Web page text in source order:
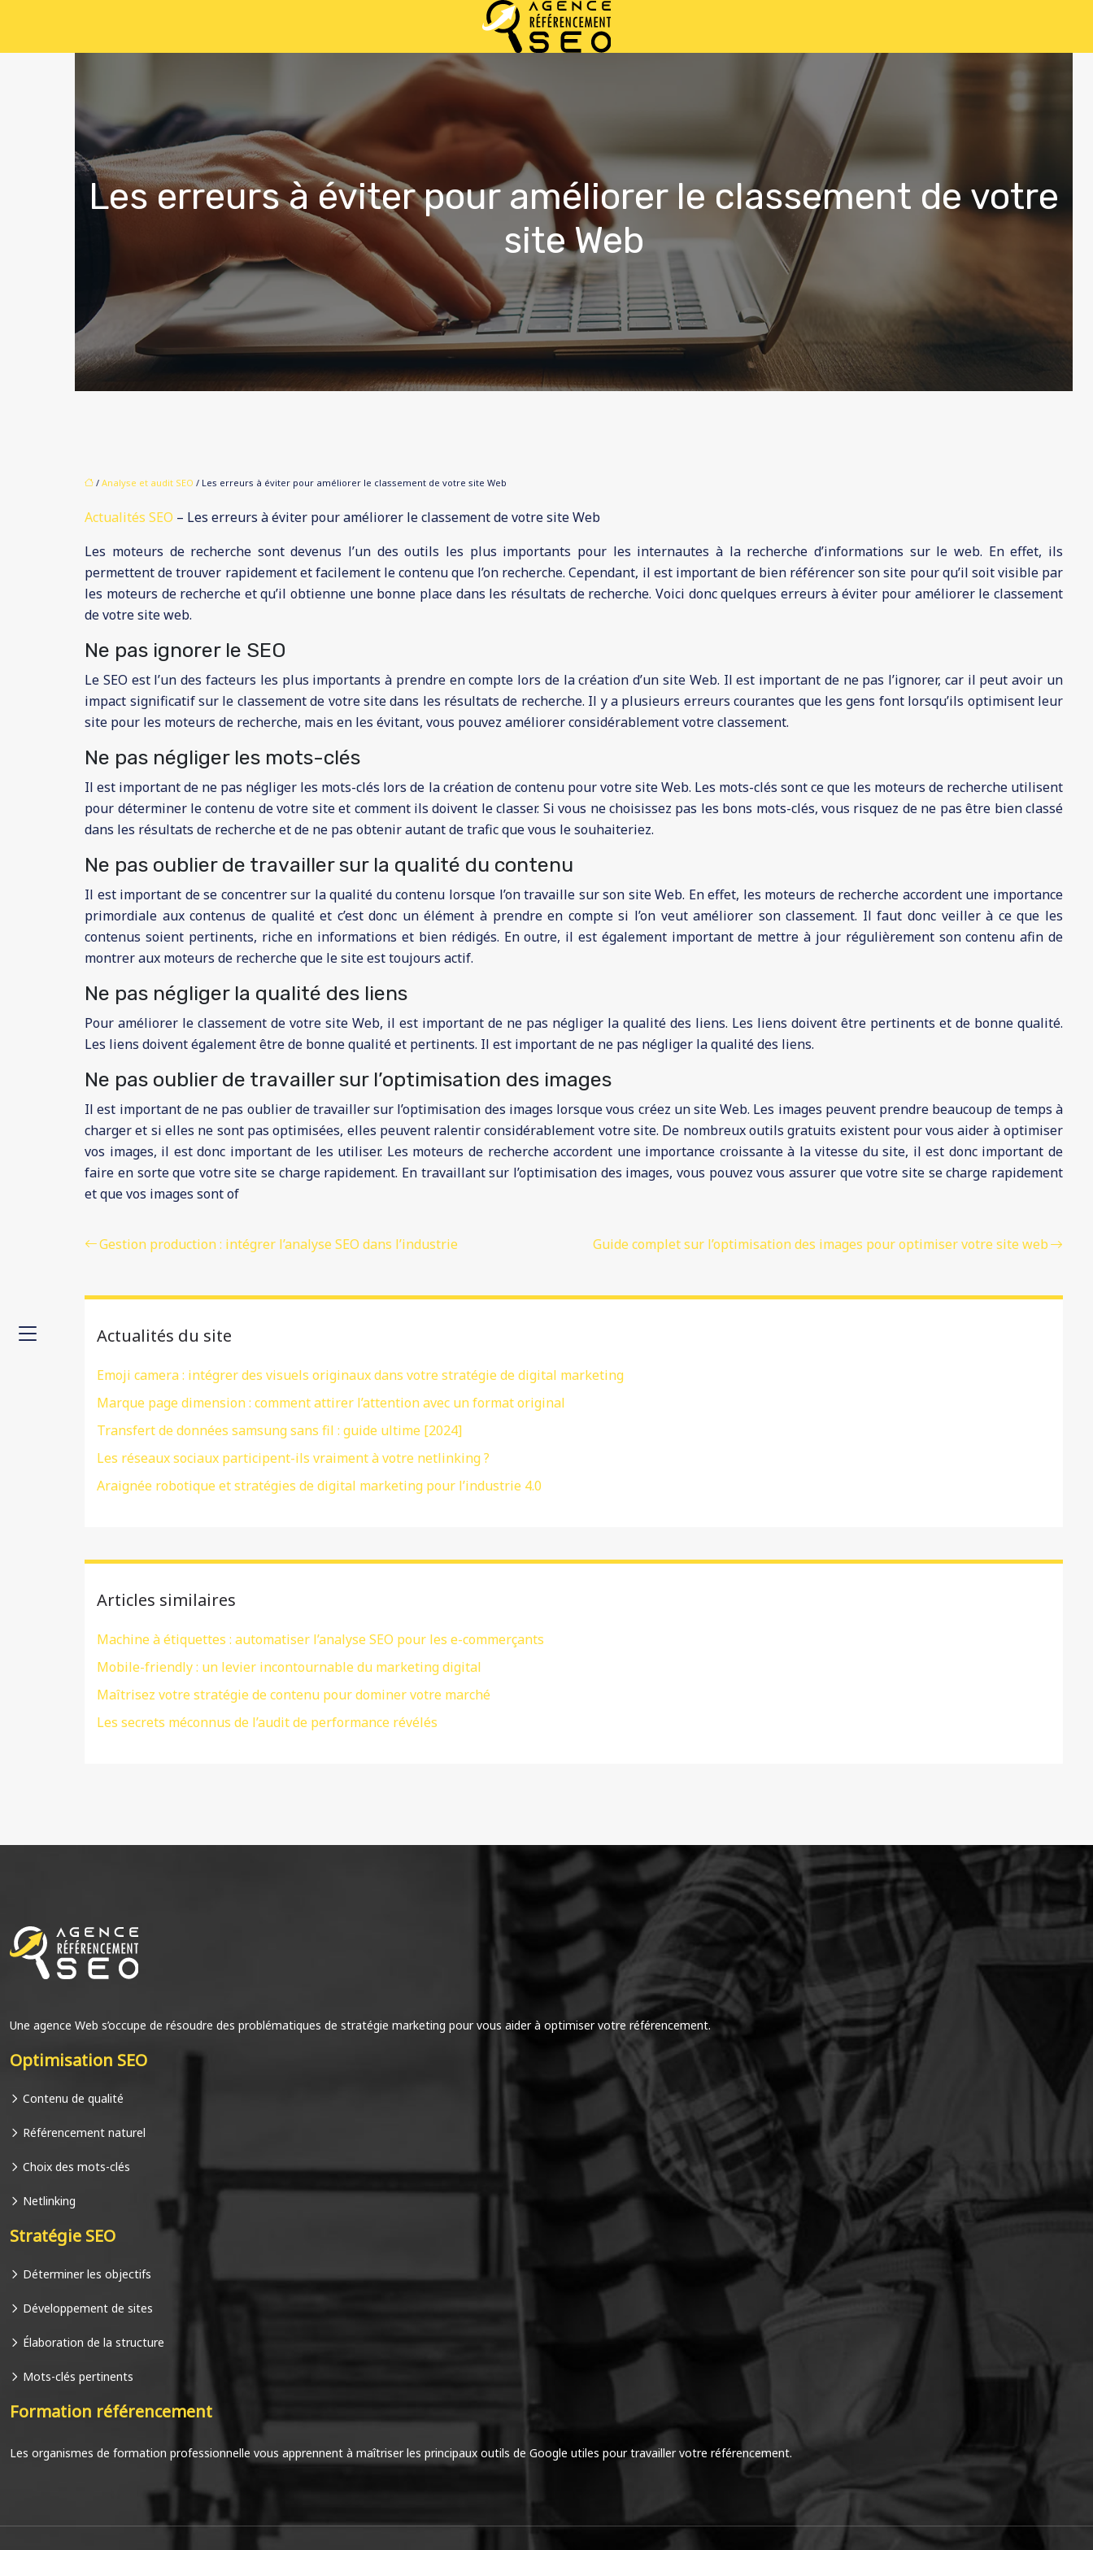
Les erreurs à éviter pour améliorer le classement de votre
site Web
/Analyse et audit SEO / Les erreurs à éviter pour améliorer le classement de votre site Web
Actualités SEO – Les erreurs à éviter pour améliorer le classement de votre site Web
Les moteurs de recherche sont devenus l’un des outils les plus importants pour les internautes à la recherche d’informations sur le web. En effet, ils
permettent de trouver rapidement et facilement le contenu que l’on recherche. Cependant, il est important de bien référencer son site pour qu’il soit visible par
les moteurs de recherche et qu’il obtienne une bonne place dans les résultats de recherche. Voici donc quelques erreurs à éviter pour améliorer le classement
de votre site web.
Ne pas ignorer le SEO
Le SEO est l’un des facteurs les plus importants à prendre en compte lors de la création d’un site Web. Il est important de ne pas l’ignorer, car il peut avoir un
impact significatif sur le classement de votre site dans les résultats de recherche. Il y a plusieurs erreurs courantes que les gens font lorsqu’ils optimisent leur
site pour les moteurs de recherche, mais en les évitant, vous pouvez améliorer considérablement votre classement.
Ne pas négliger les mots-clés
Il est important de ne pas négliger les mots-clés lors de la création de contenu pour votre site Web. Les mots-clés sont ce que les moteurs de recherche utilisent
pour déterminer le contenu de votre site et comment ils doivent le classer. Si vous ne choisissez pas les bons mots-clés, vous risquez de ne pas être bien classé
dans les résultats de recherche et de ne pas obtenir autant de trafic que vous le souhaiteriez.
Ne pas oublier de travailler sur la qualité du contenu
Il est important de se concentrer sur la qualité du contenu lorsque l’on travaille sur son site Web. En effet, les moteurs de recherche accordent une importance
primordiale aux contenus de qualité et c’est donc un élément à prendre en compte si l’on veut améliorer son classement. Il faut donc veiller à ce que les
contenus soient pertinents, riche en informations et bien rédigés. En outre, il est également important de mettre à jour régulièrement son contenu afin de
montrer aux moteurs de recherche que le site est toujours actif.
Ne pas négliger la qualité des liens
Pour améliorer le classement de votre site Web, il est important de ne pas négliger la qualité des liens. Les liens doivent être pertinents et de bonne qualité.
Les liens doivent également être de bonne qualité et pertinents. Il est important de ne pas négliger la qualité des liens.
Ne pas oublier de travailler sur l’optimisation des images
Il est important de ne pas oublier de travailler sur l’optimisation des images lorsque vous créez un site Web. Les images peuvent prendre beaucoup de temps à
charger et si elles ne sont pas optimisées, elles peuvent ralentir considérablement votre site. De nombreux outils gratuits existent pour vous aider à optimiser
vos images, il est donc important de les utiliser. Les moteurs de recherche accordent une importance croissante à la vitesse du site, il est donc important de
faire en sorte que votre site se charge rapidement. En travaillant sur l’optimisation des images, vous pouvez vous assurer que votre site se charge rapidement
et que vos images sont of
Gestion production : intégrer l’analyse SEO dans l’industrie Guide complet sur l’optimisation des images pour optimiser votre site web
Actualités du site
Emoji camera : intégrer des visuels originaux dans votre stratégie de digital marketing
Marque page dimension : comment attirer l’attention avec un format original
Transfert de données samsung sans fil : guide ultime [2024]
Les réseaux sociaux participent-ils vraiment à votre netlinking ?
Araignée robotique et stratégies de digital marketing pour l’industrie 4.0
Articles similaires
Machine à étiquettes : automatiser l’analyse SEO pour les e-commerçants
Mobile-friendly : un levier incontournable du marketing digital
Maîtrisez votre stratégie de contenu pour dominer votre marché
Les secrets méconnus de l’audit de performance révélés
Une agence Web s’occupe de résoudre des problématiques de stratégie marketing pour vous aider à optimiser votre référencement.
Optimisation SEO
Contenu de qualité
Référencement naturel
Choix des mots-clés
Netlinking
Stratégie SEO
Déterminer les objectifs
Développement de sites
Élaboration de la structure
Mots-clés pertinents
Formation référencement
Les organismes de formation professionnelle vous apprennent à maîtriser les principaux outils de Google utiles pour travailler votre référencement.